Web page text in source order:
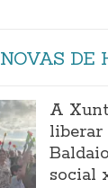
NOVAS DE
A
liberar
social